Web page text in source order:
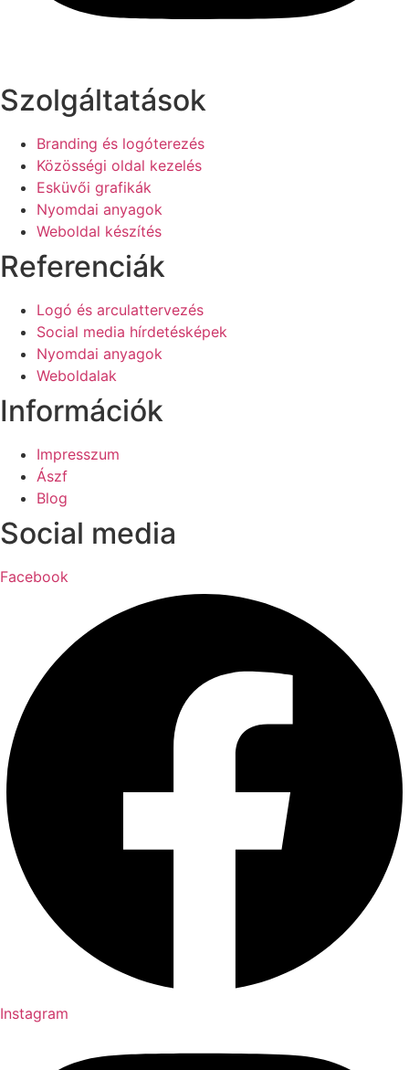
Szolgáltatások
Branding és logóterezés
Közösségi oldal kezelés
Esküvői grafikák
Nyomdai anyagok
Weboldal készítés
Referenciák
Logó és arculattervezés
Social media hírdetésképek
Nyomdai anyagok
Weboldalak
Információk
Impresszum
Ászf
Blog
Social media
Facebook
Instagram